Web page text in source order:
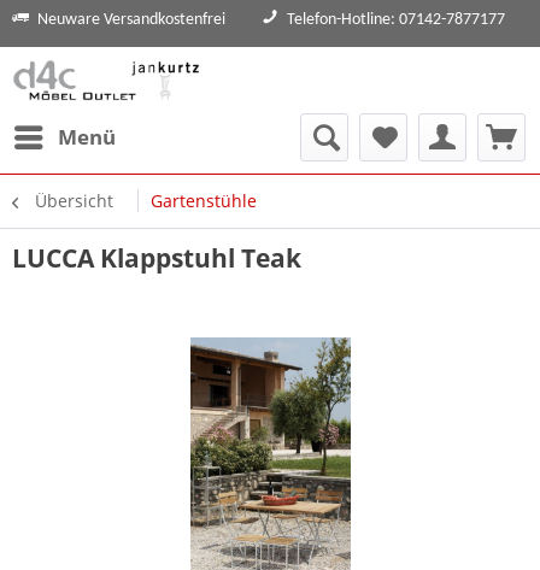
Neuware Versandkostenfrei Telefon-Hotline: 07142-7877177
Menü
Übersicht Gartenstühle
LUCCA Klappstuhl Teak